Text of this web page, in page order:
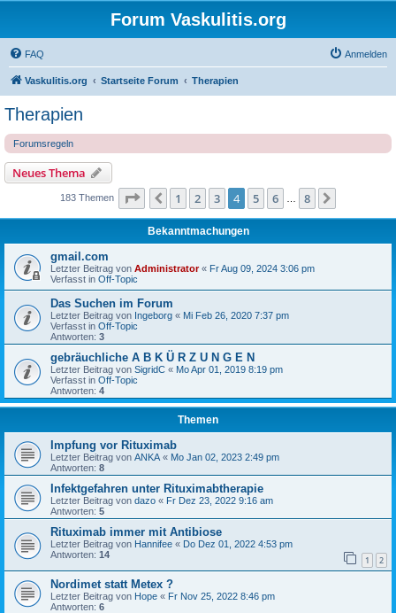
Forum Vaskulitis.org
FAQ Anmelden
Vaskulitis.org Startseite Forum Therapien
Therapien
Forumsregeln
Neues Thema
183 Themen Seite von
Vorherige
1 2 3 4 5 6 8
Bekanntmachungen
gmail.com
Letzter Beitrag von Administrator« Fr Aug 09, 2024 3:06 pm
Verfasst in Off-Topic
Das Suchen im Forum
Letzter Beitrag von Ingeborg « Mi Feb 26, 2020 7:37 pm
Verfasst in Off-Topic
Antworten: 3
gebräuchliche A B K Ü R Z U N G E N
Letzter Beitrag von SigridC « Mo Apr 01, 2019 8:19 pm
Verfasst in Off-Topic
Antworten: 4
Themen
Impfung vor Rituximab
Letzter Beitrag von ANKA « Mo Jan 02, 2023 2:49 pm
Antworten: 8
Infektgefahren unter Rituximabtherapie
Letzter Beitrag von dazo « Fr Dez 23, 2022 9:16 am
Antworten: 5
Rituximab immer mit Antibiose
Letzter Beitrag von Hannifee « Do Dez 01, 2022 4:53 pm
Antworten: 14 1 2
Nordimet statt Metex ?
Letzter Beitrag von Hope « Fr Nov 25, 2022 8:46 pm
Antworten: 6